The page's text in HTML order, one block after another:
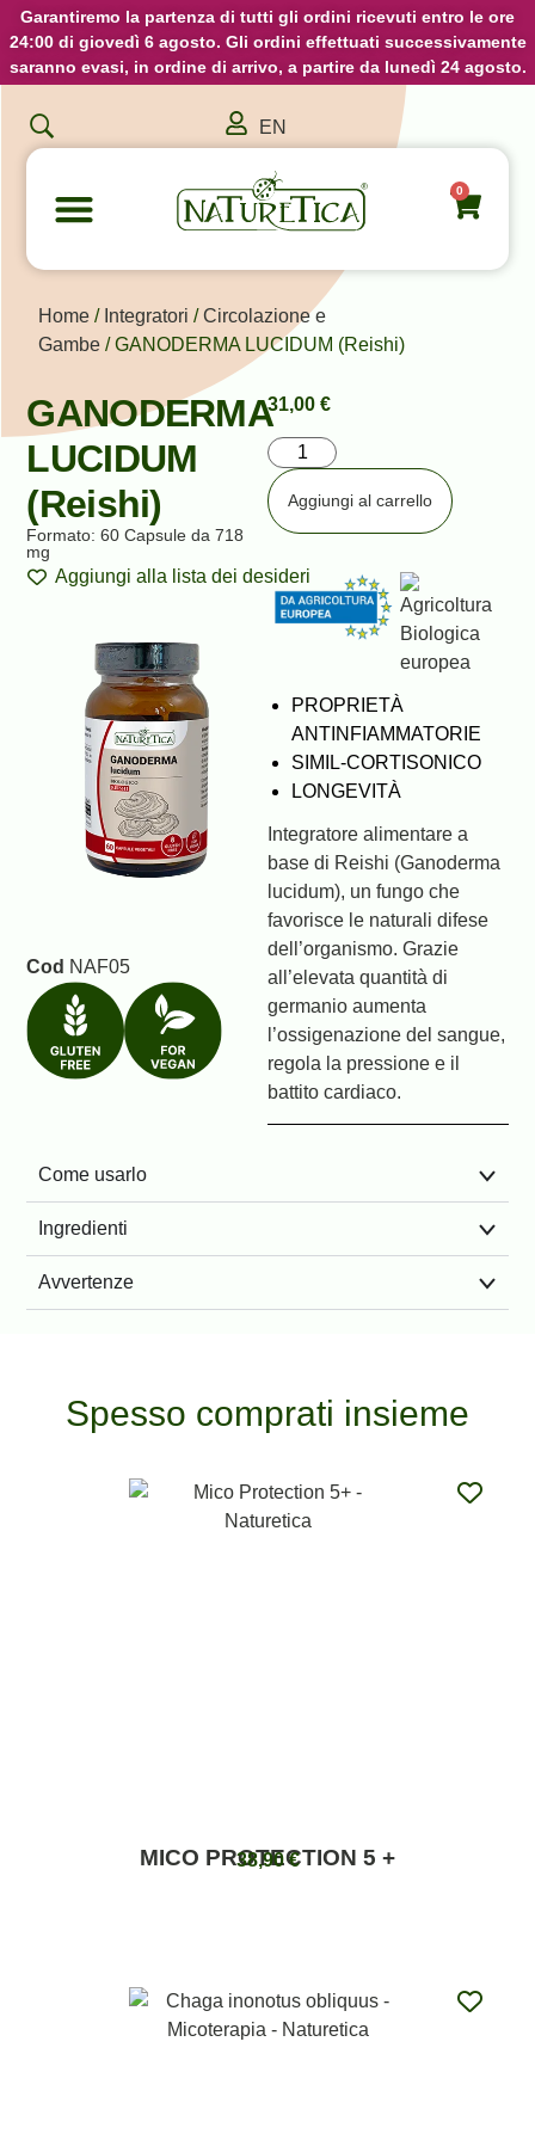
Garantiremo la partenza di tutti gli ordini ricevuti entro le ore
24:00 di giovedì 6 agosto. Gli ordini effettuati successivamente
saranno evasi, in ordine di arrivo, a partire da lunedì 24 agosto.
EN
0
Home / Integratori /Circolazione e
Gambe / GANODERMA LUCIDUM (Reishi)
GANODERMA
LUCIDUM
(Reishi)
Formato: 60 Capsule da 718
mg
Aggiungi alla lista dei desideri
Cod NAF05
31,00 €
Aggiungi al carrello
PROPRIETÀ
ANTINFIAMMATORIE
SIMIL-CORTISONICO
LONGEVITÀ
Integratore alimentare a
base di Reishi (Ganoderma
lucidum), un fungo che
favorisce le naturali difese
dell’organismo. Grazie
all’elevata quantità di
germanio aumenta
l’ossigenazione del sangue,
regola la pressione e il
battito cardiaco.
Come usarlo
Ingredienti
Avvertenze
Spesso comprati insieme
MICO PROTECTION 5 +
38,90€